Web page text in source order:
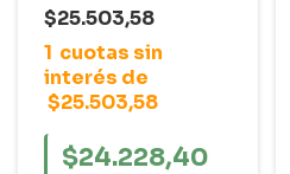
Ambiente 2003 - 2012
$25.503,58
1 cuotas sin
interés de
$25.503,58
$24.228,40